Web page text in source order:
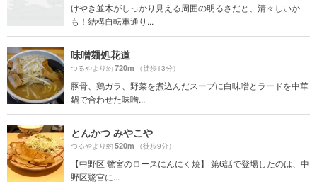
けやき並木がしっかり見える周囲の明るさだと、清々しいか
も！結構自転車通り...
味噌麺処花道
つるやより約720m （徒歩13分）
豚骨、鶏ガラ、野菜を煮込んだスープに白味噌とラードを中華
鍋で合わせた味噌...
とんかつ みやこや
つるやより約520m （徒歩9分）
【中野区 鷺宮のロースにんにく焼】 第6話で登場したのは、中
野区鷺宮に...